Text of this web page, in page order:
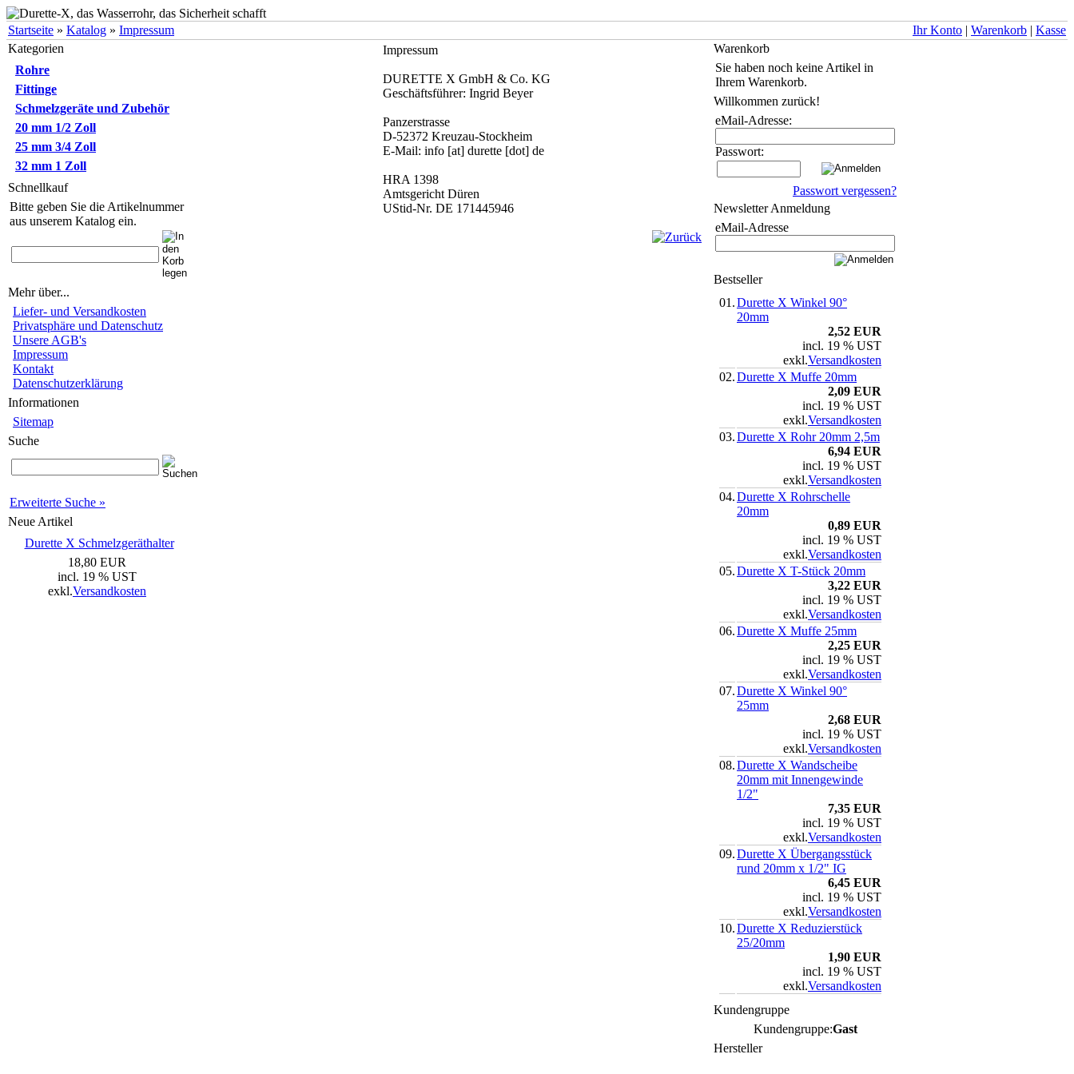
Startseite » Katalog » Impressum Ihr Konto | Warenkorb | Kasse
Kategorien
Rohre
Fittinge
Schmelzgeräte und Zubehör
20 mm 1/2 Zoll
25 mm 3/4 Zoll
32 mm 1 Zoll
Schnellkauf
Bitte geben Sie die Artikelnummer
aus unserem Katalog ein.
Mehr über...
Liefer- und Versandkosten
Privatsphäre und Datenschutz
Unsere AGB's
Impressum
Kontakt
Datenschutzerklärung
Informationen
Sitemap
Suche
Erweiterte Suche »
Neue Artikel
Durette X Schmelzgeräthalter
18,80 EUR
incl. 19 % UST
exkl.Versandkosten
Impressum
DURETTE X GmbH & Co. KG
Geschäftsführer: Ingrid Beyer
Panzerstrasse
D-52372 Kreuzau-Stockheim
E-Mail: info [at] durette [dot] de
HRA 1398
Amtsgericht Düren
UStid-Nr. DE 171445946
Warenkorb
Sie haben noch keine Artikel in
Ihrem Warenkorb.
Willkommen zurück!
eMail-Adresse:
Passwort:
Passwort vergessen?
Newsletter Anmeldung
eMail-Adresse
Bestseller
01.Durette X Winkel 90°
20mm
2,52 EUR
incl. 19 % UST
exkl.Versandkosten
02.Durette X Muffe 20mm
2,09 EUR
incl. 19 % UST
exkl.Versandkosten
03.Durette X Rohr 20mm 2,5m
6,94 EUR
incl. 19 % UST
exkl.Versandkosten
04.Durette X Rohrschelle
20mm
0,89 EUR
incl. 19 % UST
exkl.Versandkosten
05.Durette X T-Stück 20mm
3,22 EUR
incl. 19 % UST
exkl.Versandkosten
06.Durette X Muffe 25mm
2,25 EUR
incl. 19 % UST
exkl.Versandkosten
07.Durette X Winkel 90°
25mm
2,68 EUR
incl. 19 % UST
exkl.Versandkosten
08.Durette X Wandscheibe
20mm mit Innengewinde
1/2"
7,35 EUR
incl. 19 % UST
exkl.Versandkosten
09.Durette X Übergangsstück
rund 20mm x 1/2" IG
6,45 EUR
incl. 19 % UST
exkl.Versandkosten
10.Durette X Reduzierstück
25/20mm
1,90 EUR
incl. 19 % UST
exkl.Versandkosten
Kundengruppe
Kundengruppe:Gast
Hersteller